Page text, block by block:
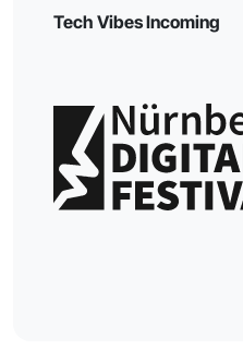
Tech Vibes Incoming